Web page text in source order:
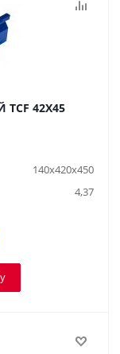
42X45
140x420x450
4,37